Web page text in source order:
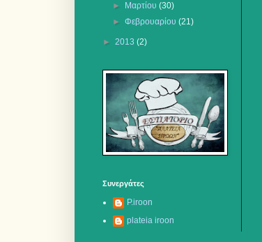
► Μαρτίου(30)
►Φεβρουαρίου(21)
► 2013 (2)
Συνεργάτες
P.iroon
plateia iroon